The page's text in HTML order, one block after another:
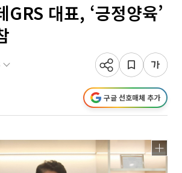
GRS 대표, ‘긍정양육’
구글 선호매체 추가